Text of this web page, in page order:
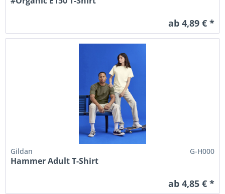
ab 4,89 € *
Gildan G-H000
Hammer Adult T-Shirt
ab 4,85 € *